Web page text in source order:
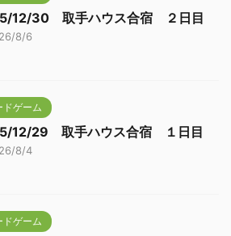
12/30 取手ハウス合宿 ２日目
8/6
ドゲーム
12/29 取手ハウス合宿 １日目
8/4
ドゲーム